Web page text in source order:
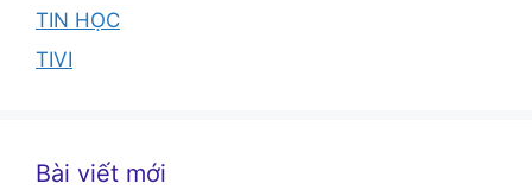
TIN HỌC
TIVI
Bài viết mới